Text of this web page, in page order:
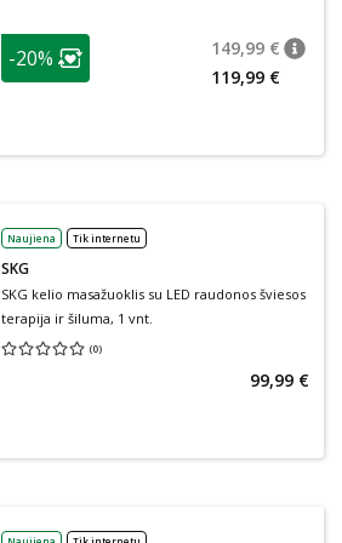
patarimas
Lojalumo klubo narių nuolaida
-20% 149,99 €
119,99 €
Naujiena Tik internetu
SKG
SKG kelio masažuoklis su LED raudonos šviesos
terapija ir šiluma, 1 vnt.
(0)
Vidutinis įvertinimas 0.00
99,99 €